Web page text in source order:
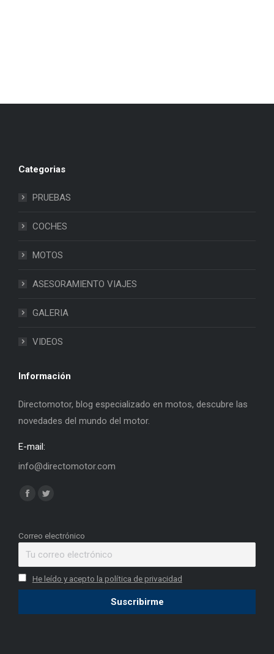
Categorias
PRUEBAS
COCHES
MOTOS
ASESORAMIENTO VIAJES
GALERIA
VIDEOS
Información
Directomotor, blog especializado en motos, descubre las
novedades del mundo del motor.
E-mail:
info@directomotor.com
Find us on:
Facebook
opens
window
Twitter
opens
window
Correo electrónico
He leído y acepto la política de privacidad